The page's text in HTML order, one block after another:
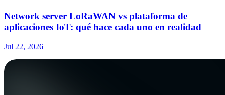
Network server LoRaWAN vs plataforma de
aplicaciones IoT: qué hace cada uno en realidad
Jul 22, 2026